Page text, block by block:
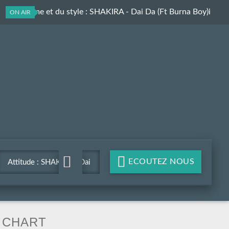
ON AIR
Du rythme et du style : SHAKIRA - Dai Da (Ft Burna Boy)i
Attitude : SHAKIRA - Dai
Da (Ft Burna Boy)i
ECOUTEZ NOUS
CHART